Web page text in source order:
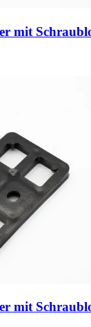
mit
mit